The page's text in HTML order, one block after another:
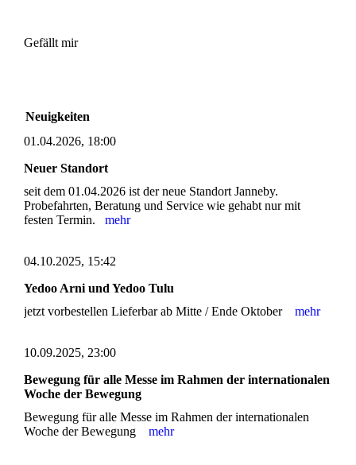
Gefällt mir
Neuigkeiten
01.04.2026, 18:00
Neuer Standort
seit dem 01.04.2026 ist der neue Standort Janneby.
Probefahrten, Beratung und Service wie gehabt nur mit
festen Termin. mehr
04.10.2025, 15:42
Yedoo Arni und Yedoo Tulu
jetzt vorbestellen Lieferbar ab Mitte / Ende Oktober mehr
10.09.2025, 23:00
Bewegung für alle Messe im Rahmen der internationalen
Woche der Bewegung
Bewegung für alle Messe im Rahmen der internationalen
Woche der Bewegung mehr